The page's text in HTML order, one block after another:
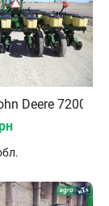
Deere 7200